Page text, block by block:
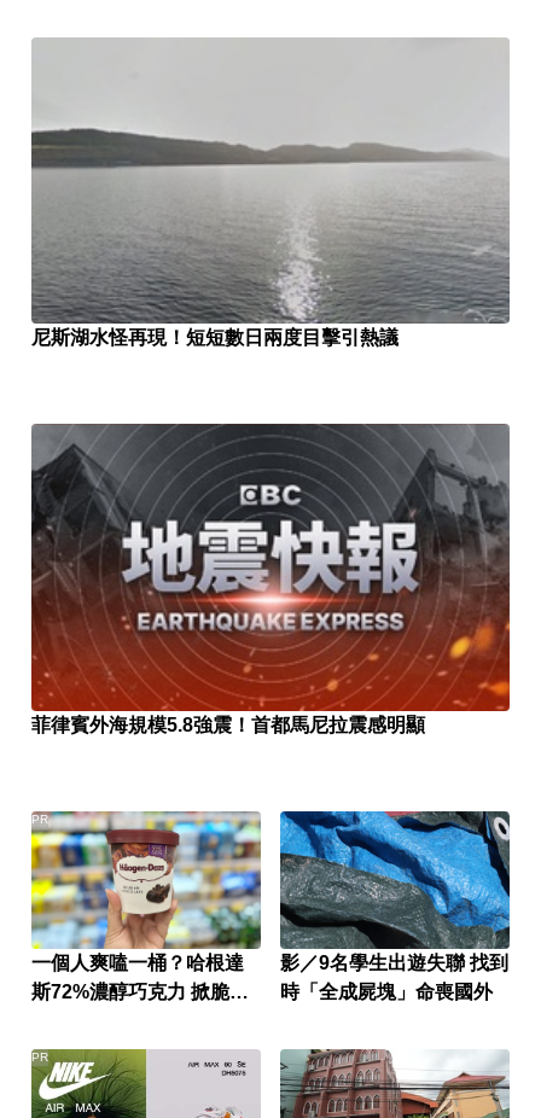
尼斯湖水怪再現！短短數日兩度目擊引熱議
菲律賓外海規模5.8強震！首都馬尼拉震感明顯
一個人爽嗑一桶？哈根達
斯72%濃醇巧克力 掀脆友
PR
影／9名學生出遊失聯 找到
時「全成屍塊」命喪國外
PR